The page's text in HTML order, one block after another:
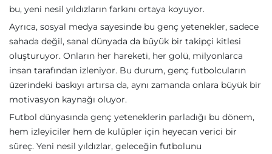
bu, yeni nesil yıldızların farkını ortaya koyuyor.
Ayrıca, sosyal medya sayesinde bu genç yetenekler, sadece
sahada değil, sanal dünyada da büyük bir takipçi kitlesi
oluşturuyor. Onların her hareketi, her golü, milyonlarca
insan tarafından izleniyor. Bu durum, genç futbolcuların
üzerindeki baskıyı artırsa da, aynı zamanda onlara büyük bir
motivasyon kaynağı oluyor.
Futbol dünyasında genç yeteneklerin parladığı bu dönem,
hem izleyiciler hem de kulüpler için heyecan verici bir
süreç. Yeni nesil yıldızlar, geleceğin futbolunu